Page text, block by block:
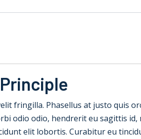
fringilla. Phasellus at justo quis
odio odio, hendrerit eu sagittis id,
elit lobortis. Curabitur eu